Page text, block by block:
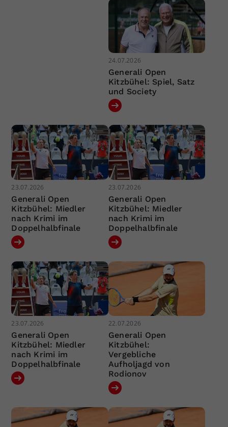
24.07.2026
Generali Open
Kitzbühel: Spiel, Satz
und Society
23.07.2026
Generali Open
Kitzbühel: Miedler
nach Krimi im
Doppelhalbfinale
23.07.2026
Generali Open
Kitzbühel: Miedler
nach Krimi im
Doppelhalbfinale
23.07.2026
Generali Open
Kitzbühel: Miedler
nach Krimi im
Doppelhalbfinale
22.07.2026
Generali Open
Kitzbühel:
Vergebliche
Aufholjagd von
Rodionov